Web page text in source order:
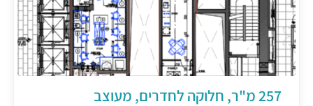
257 מ"ר, חלוקה לחדרים, מעוצב